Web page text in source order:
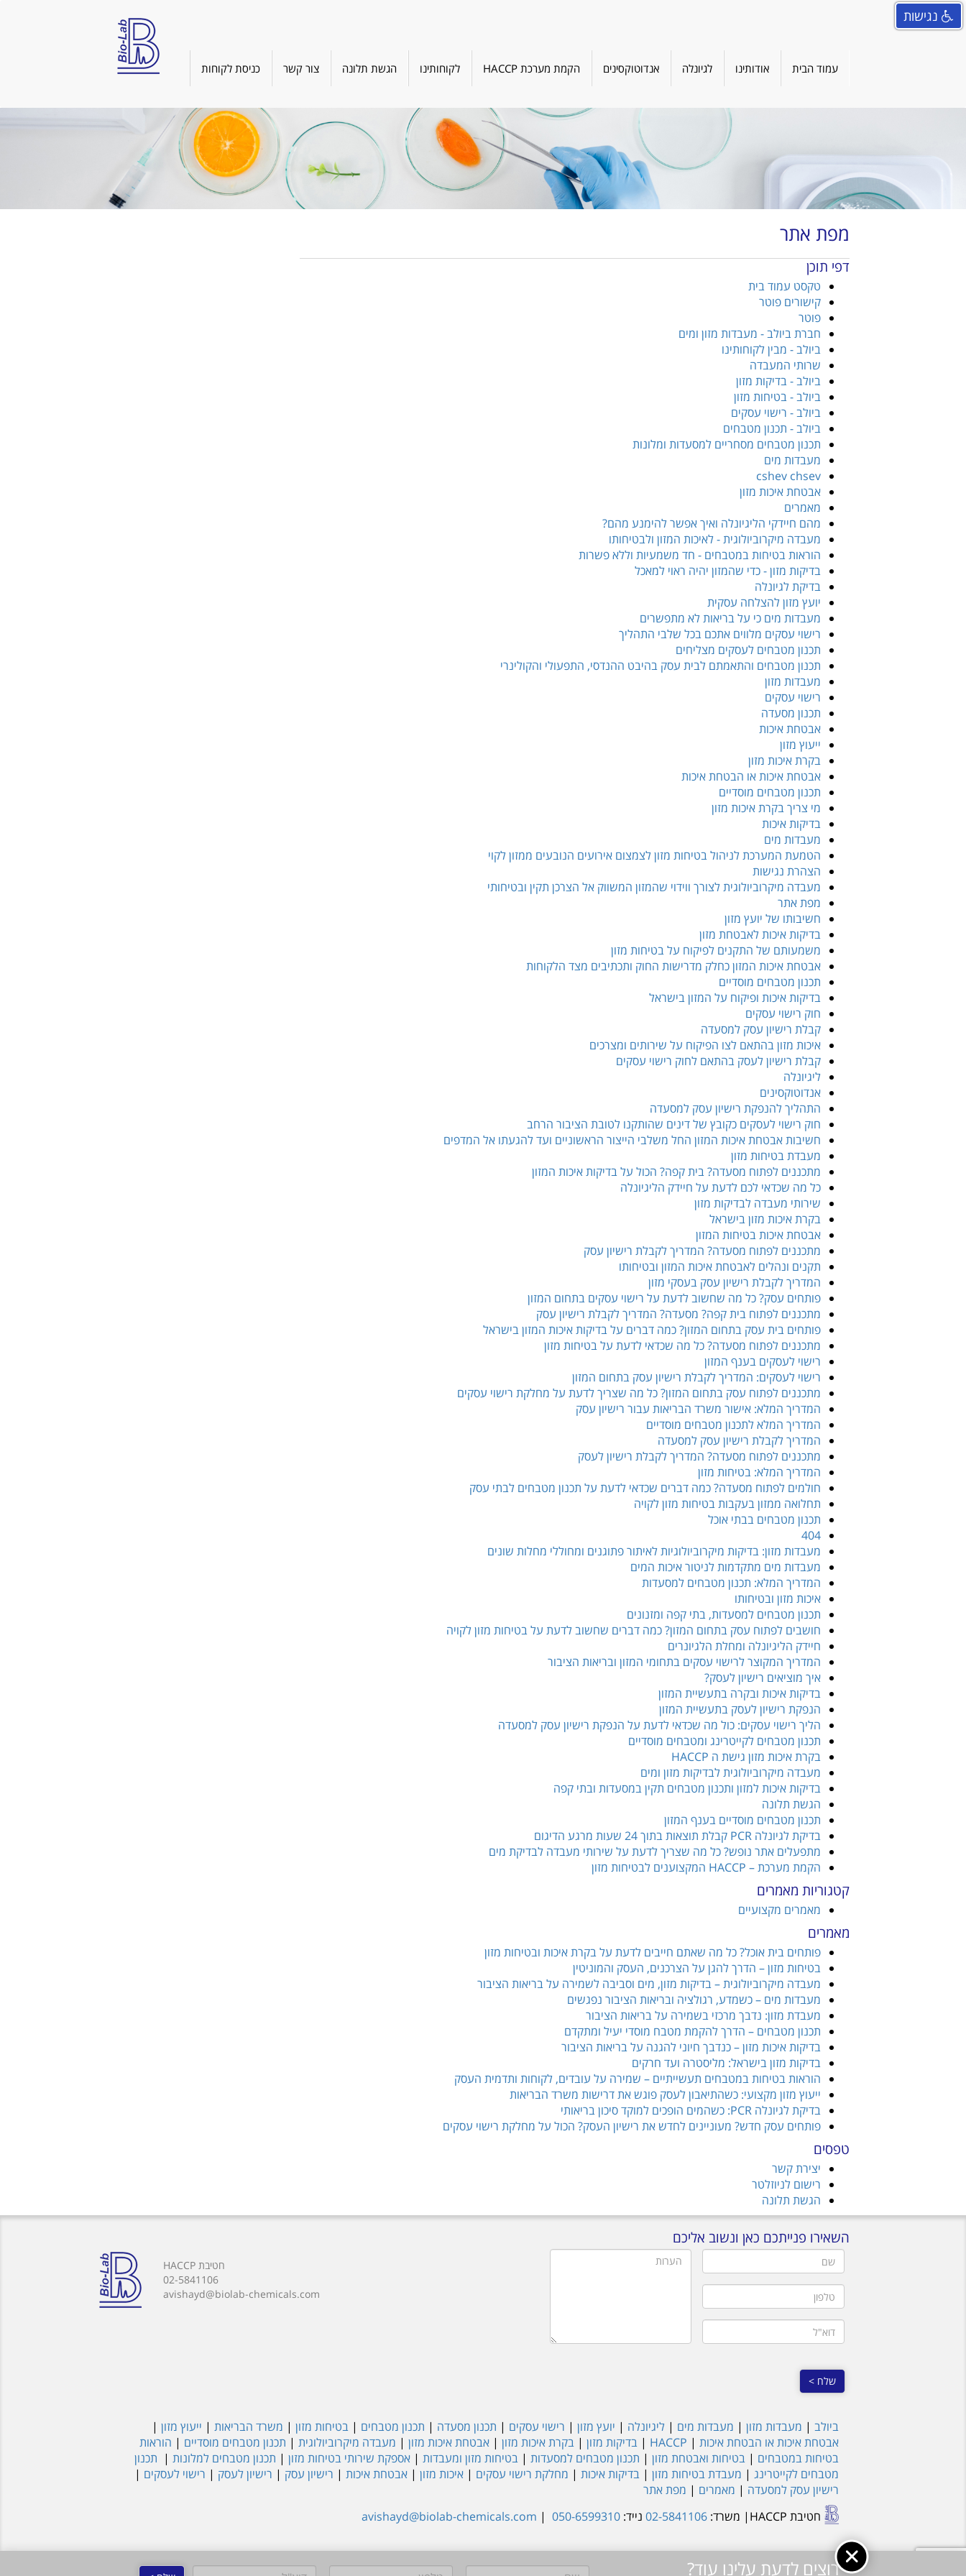
עמוד הבית אודותינו לגיונלה אנדוטוקסינים הקמת מערכת HACCP לקוחותינו הגשת תלונה צור קשר כניסת לקוחות
מפת אתר
דפי תוכן
טקסט עמוד בית
קישורים פוטר
פוטר
חברת ביולב - מעבדות מזון ומים
ביולב - מבין לקוחותינו
שרותי המעבדה
ביולב - בדיקות מזון
ביולב - בטיחות מזון
ביולב - רישוי עסקים
ביולב - תכנון מטבחים
תכנון מטבחים מסחריים למסעדות ומלונות
מעבדות מים
cshev chsev
אבטחת איכות מזון
מאמרים
מהם חיידקי הליגיונלה ואיך אפשר להימנע מהם?
מעבדה מיקרוביולוגית - לאיכות המזון ולבטיחותו
הוראות בטיחות במטבחים - חד משמעיות וללא פשרות
בדיקות מזון - כדי שהמזון יהיה ראוי למאכל
בדיקת לגיונלה
יועץ מזון להצלחה עסקית
מעבדות מים כי על בריאות לא מתפשרים
רישוי עסקים מלווים אתכם בכל שלבי התהליך
תכנון מטבחים לעסקים מצליחים
תכנון מטבחים והתאמתם לבית עסק בהיבט ההנדסי, התפעולי והקולינרי
מעבדות מזון
רישוי עסקים
תכנון מסעדה
אבטחת איכות
ייעוץ מזון
בקרת איכות מזון
אבטחת איכות או הבטחת איכות
תכנון מטבחים מוסדיים
מי צריך בקרת איכות מזון
בדיקות איכות
מעבדות מים
הטמעת המערכת לניהול בטיחות מזון לצמצום אירועים הנובעים ממזון לקוי
הצהרת נגישות
מעבדה מיקרוביולוגית לצורך ווידוי שהמזון המשווק אל הצרכן תקין ובטיחותי
מפת אתר
חשיבותו של יועץ מזון
בדיקות איכות לאבטחת מזון
משמעותם של התקנים לפיקוח על בטיחות מזון
אבטחת איכות המזון כחלק מדרישות החוק ותכתיבים מצד הלקוחות
תכנון מטבחים מוסדיים
בדיקות איכות ופיקוח על המזון בישראל
חוק רישוי עסקים
קבלת רישיון עסק למסעדה
איכות מזון בהתאם לצו הפיקוח על שירותים ומצרכים
קבלת רישיון לעסק בהתאם לחוק רישוי עסקים
ליגיונלה
אנדוטוקסינים
התהליך להנפקת רישיון עסק למסעדה
חוק רישוי לעסקים כקובץ של דינים שהותקנו לטובת הציבור הרחב
חשיבות אבטחת איכות המזון החל משלבי הייצור הראשוניים ועד להגעתו אל המדפים
מעבדת בטיחות מזון
מתכננים לפתוח מסעדה? בית קפה? הכול על בדיקות איכות המזון
כל מה שכדאי לכם לדעת על חיידק הליגיונלה
שירותי מעבדה לבדיקות מזון
בקרת איכות מזון בישראל
אבטחת איכות בטיחות המזון
מתכננים לפתוח מסעדה? המדריך לקבלת רישיון עסק
תקנים ונהלים לאבטחת איכות המזון ובטיחותו
המדריך לקבלת רישיון עסק בעסקי מזון
פותחים עסק? כל מה שחשוב לדעת על רישוי עסקים בתחום המזון
מתכננים לפתוח בית קפה? מסעדה? המדריך לקבלת רישיון עסק
פותחים בית עסק בתחום המזון? כמה דברים על בדיקות איכות המזון בישראל
מתכננים לפתוח מסעדה? כל מה שכדאי לדעת על בטיחות מזון
רישוי לעסקים בענף המזון
רישוי לעסקים: המדריך לקבלת רישיון עסק בתחום המזון
מתכננים לפתוח עסק בתחום המזון? כל מה שצריך לדעת על מחלקת רישוי עסקים
המדריך המלא: אישור משרד הבריאות עבור רישיון עסק
המדריך המלא לתכנון מטבחים מוסדיים
המדריך לקבלת רישיון עסק למסעדה
מתכננים לפתוח מסעדה? המדריך לקבלת רישיון לעסק
המדריך המלא: בטיחות מזון
חולמים לפתוח מסעדה? כמה דברים שכדאי לדעת על תכנון מטבחים לבתי עסק
תחלואה ממזון בעקבות בטיחות מזון לקויה
תכנון מטבחים בבתי אוכל
404
מעבדות מזון: בדיקות מיקרוביולוגיות לאיתור פתוגנים ומחוללי מחלות שונים
מעבדות מים מתקדמות לניטור איכות המים
המדריך המלא: תכנון מטבחים למסעדות
איכות מזון ובטיחותו
תכנון מטבחים למסעדות, בתי קפה ומזנונים
חושבים לפתוח עסק בתחום המזון? כמה דברים שחשוב לדעת על בטיחות מזון לקויה
חיידק הליגיונלה ומחלת הלגיונרים
המדריך המקוצר לרישוי עסקים בתחומי המזון ובריאות הציבור
איך מוציאים רישיון לעסק?
בדיקות איכות ובקרה בתעשיית המזון
הנפקת רישיון לעסק בתעשיית המזון
הליך רישוי עסקים: כול מה שכדאי לדעת על הנפקת רישיון עסק למסעדה
תכנון מטבחים לקייטרינג ומטבחים מוסדיים
בקרת איכות מזון גישת ה HACCP
מעבדה מיקרוביולוגית לבדיקות מזון ומים
בדיקות איכות למזון ותכנון מטבחים תקין במסעדות ובתי קפה
הגשת תלונה
תכנון מטבחים מוסדיים בענף המזון
בדיקת לגיונלה PCR קבלת תוצאות בתוך 24 שעות מרגע הדיגום
מתפעלים אתר נופש? כל מה שצריך לדעת על שירותי מעבדה לבדיקת מים
הקמת מערכת – HACCP המקצוענים לבטיחות מזון
קטגוריות מאמרים
מאמרים מקצועיים
מאמרים
פותחים בית אוכל? כל מה שאתם חייבים לדעת על בקרת איכות ובטיחות מזון
בטיחות מזון – הדרך להגן על הצרכנים, העסק והמוניטין
מעבדה מיקרוביולוגית – בדיקות מזון, מים וסביבה לשמירה על בריאות הציבור
מעבדות מים – כשמדע, רגולציה ובריאות הציבור נפגשים
מעבדת מזון: נדבך מרכזי בשמירה על בריאות הציבור
תכנון מטבחים – הדרך להקמת מטבח מוסדי יעיל ומתקדם
בדיקות איכות מזון – כנדבך חיוני להגנה על בריאות הציבור
בדיקות מזון בישראל: מליסטרה ועד חרקים
הוראות בטיחות במטבחים תעשייתיים – שמירה על עובדים, לקוחות ותדמית העסק
ייעוץ מזון מקצועי: כשהתיאבון לעסק פוגש את דרישות משרד הבריאות
בדיקת לגיונלה PCR: כשהמים הופכים למוקד סיכון בריאותי
פותחים עסק חדש? מעוניינים לחדש את רישיון העסק? הכול על מחלקת רישוי עסקים
טפסים
יצירת קשר
רישום לניוזלטר
הגשת תלונה
השאירו פנייתכם כאן ונשוב אליכם
שם
טלפון
דוא"ל
הערות
חטיבת HACCP
02-5841106
avishayd@biolab-chemicals.com
ביולב | מעבדות מזון | מעבדות מים | ליגיונלה | יועץ מזון | רישוי עסקים | תכנון מסעדה | תכנון מטבחים | בטיחות מזון | משרד הבריאות | ייעוץ מזון |
אבטחת איכות או הבטחת איכות |
HACCP
| בדיקות מזון | בקרת איכות מזון | אבטחת איכות מזון | מעבדה מיקרוביולוגית | תכנון מטבחים מוסדיים | הוראות
בטיחות במטבחים | בטיחות ואבטחת מזון | תכנון מטבחים למסעדות | בטיחות מזון ומעבדות | אספקת שירותי בטיחות מזון | תכנון מטבחים למלונות | תכנון
מטבחים לקייטרינג | מעבדת בטיחות מזון | בדיקות איכות | מחלקת רישוי עסקים | איכות מזון | אבטחת איכות | רישיון עסק | רישיון לעסק | רישוי לעסקים |
רישיון עסק למסעדה | מאמרים | מפת אתר
חטיבת HACCP
| משרד: 02-5841106 נייד: 050-6599310
|
avishayd@biolab-chemicals.com
רוצים לדעת עלינו עוד? שם טלפון דוא"ל
נגישות